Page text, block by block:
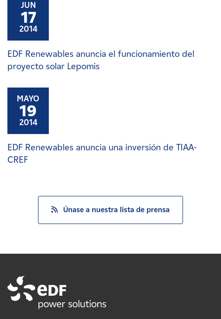
JUN
17
2014
EDF Renewables anuncia el funcionamiento del
proyecto solar Lepomis
MAYO
19
2014
EDF Renewables anuncia una inversión de TIAA-
CREF
Únase a nuestra lista de prensa